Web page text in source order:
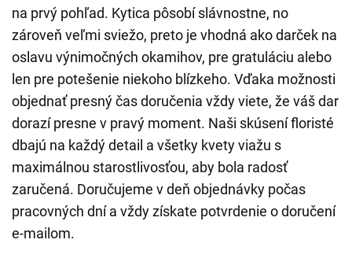
na prvý pohľad. Kytica pôsobí slávnostne, no
zároveň veľmi sviežo, preto je vhodná ako darček na
oslavu výnimočných okamihov, pre gratuláciu alebo
len pre potešenie niekoho blízkeho. Vďaka možnosti
objednať presný čas doručenia vždy viete, že váš dar
dorazí presne v pravý moment. Naši skúsení floristé
dbajú na každý detail a všetky kvety viažu s
maximálnou starostlivosťou, aby bola radosť
zaručená. Doručujeme v deň objednávky počas
pracovných dní a vždy získate potvrdenie o doručení
e-mailom.